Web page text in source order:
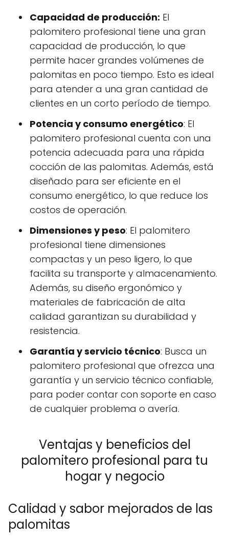
Capacidad de producción: El
palomitero profesional tiene una gran
capacidad de producción, lo que
permite hacer grandes volúmenes de
palomitas en poco tiempo. Esto es ideal
para atender a una gran cantidad de
clientes en un corto período de tiempo.
Potencia y consumo energético: El
palomitero profesional cuenta con una
potencia adecuada para una rápida
cocción de las palomitas. Además, está
diseñado para ser eficiente en el
consumo energético, lo que reduce los
costos de operación.
Dimensiones y peso: El palomitero
profesional tiene dimensiones
compactas y un peso ligero, lo que
facilita su transporte y almacenamiento.
Además, su diseño ergonómico y
materiales de fabricación de alta
calidad garantizan su durabilidad y
resistencia.
Garantía y servicio técnico: Busca un
palomitero profesional que ofrezca una
garantía y un servicio técnico confiable,
para poder contar con soporte en caso
de cualquier problema o avería.
Ventajas y beneficios del
palomitero profesional para tu
hogar y negocio
Calidad y sabor mejorados de las
palomitas